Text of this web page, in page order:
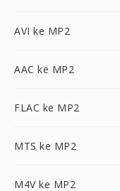
AVI ke MP2
AAC ke MP2
FLAC ke MP2
MTS ke MP2
M4V ke MP2